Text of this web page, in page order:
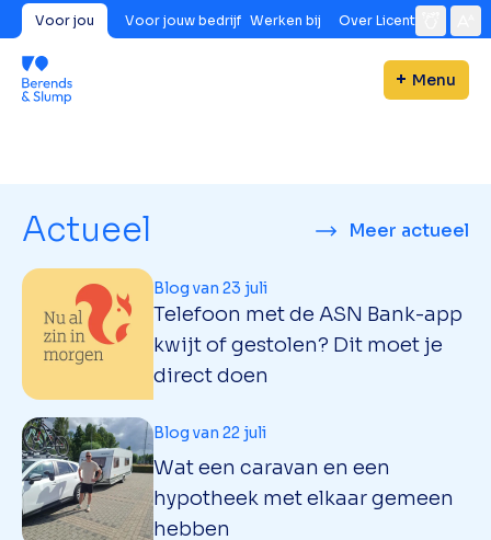
Voor jou Voor jouw bedrijf Werken bij Over Licent
Menu
Actueel Meer actueel
Telefoon met de ASN Bank-app
kwijt of gestolen? Dit moet je
direct doen
Blog van 23 juli
Wat een caravan en een
hypotheek met elkaar gemeen
hebben
Blog van 22 juli